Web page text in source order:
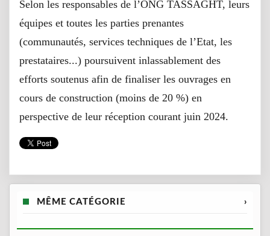
Selon les responsables de l’ONG TASSAGHT, leurs
équipes et toutes les parties prenantes
(communautés, services techniques de l’Etat, les
prestataires...) poursuivent inlassablement des
efforts soutenus afin de finaliser les ouvrages en
cours de construction (moins de 20 %) en
perspective de leur réception courant juin 2024.
MÊME CATÉGORIE ›